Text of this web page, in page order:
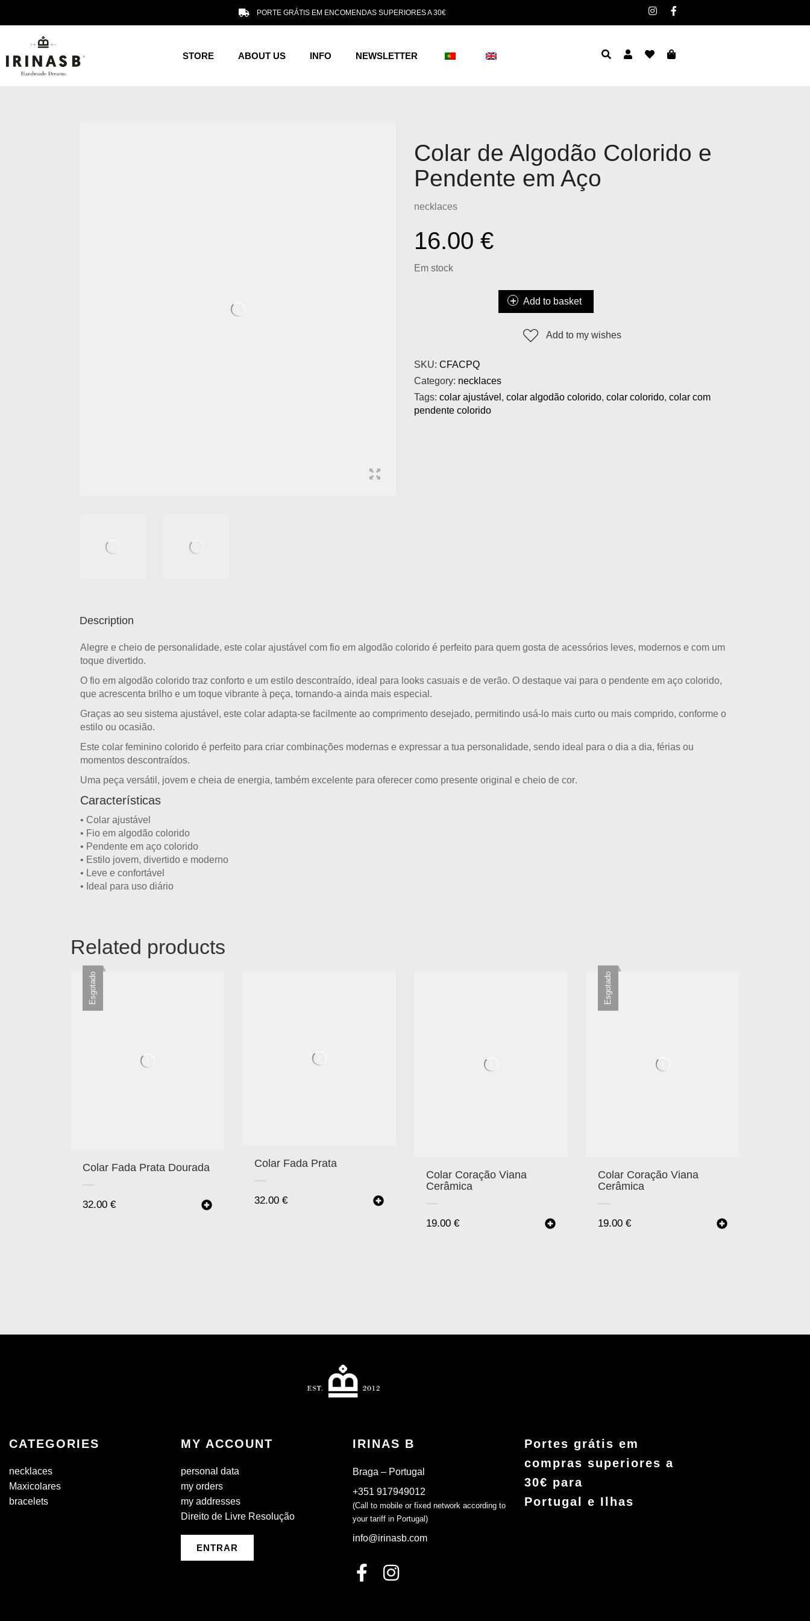
PORTE GRÁTIS EM ENCOMENDAS SUPERIORES A 30€
STORE ABOUT US INFO NEWSLETTER
Colar de Algodão Colorido e
Pendente em Aço
necklaces
16.00 €
Em stock
Add to basket
Add to my wishes
SKU: CFACPQ
Category: necklaces
Tags: colar ajustável , colar algodão colorido, colar colorido, colar com
pendente colorido
Description
Alegre e cheio de personalidade, este colar ajustável com fio em algodão colorido é perfeito para quem gosta de acessórios leves, modernos e com um
toque divertido.
O fio em algodão colorido traz conforto e um estilo descontraído, ideal para looks casuais e de verão. O destaque vai para o pendente em aço colorido,
que acrescenta brilho e um toque vibrante à peça, tornando-a ainda mais especial.
Graças ao seu sistema ajustável , este colar adapta-se facilmente ao comprimento desejado, permitindo usá-lo mais curto ou mais comprido, conforme o
estilo ou ocasião.
Este colar feminino colorido é perfeito para criar combinações modernas e expressar a tua personalidade, sendo ideal para o dia a dia, férias ou
momentos descontraídos.
Uma peça versátil, jovem e cheia de energia, também excelente para oferecer como presente original e cheio de cor.
Características
• Colar ajustável
• Fio em algodão colorido
• Pendente em aço colorido
• Estilo jovem, divertido e moderno
• Leve e confortável
• Ideal para uso diário
Related products
Esgotado
Colar Fada Prata Dourada
32.00 €
Colar Fada Prata
32.00 €
Colar Coração Viana
Cerâmica
19.00 €
Esgotado
Colar Coração Viana
Cerâmica
19.00 €
CATEGORIES
necklaces
Maxicolares
bracelets
MY ACCOUNT
personal data
my orders
my addresses
Direito de Livre Resolução
ENTRAR
IRINAS B
Braga – Portugal
+351 917949012
(Call to mobile or fixed network according to
your tariff in Portugal)
info@irinasb.com
Portes grátis em
compras superiores a
30€ para
Portugal e Ilhas